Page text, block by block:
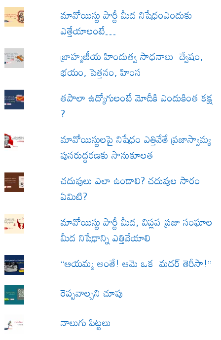
మావోయిస్టు పార్టీ మీద నిషేధంఎందుకు
ఎత్తేయాలంటే…
బ్రాహ్మణీయ హిందుత్వ సాధనాలు ద్వేషం,
భయం, పెత్తనం, హింస
త‌పాలా ఉద్యోగులంటే మోదీకి ఎందుకింత కక్ష
?
మావోయిస్టులపై నిషేధం ఎత్తివేతే ప్రజాస్వామ్య
పునరుద్ధరణకు సానుకూలత
చదువులు ఎలా ఉండాలి? చదువుల సారం
ఏమిటి?
మావోయిస్టు పార్టీ మీద, విప్లవ ప్రజా సంఘాల
మీద నిషేధాన్ని ఎత్తివేయాలి
“ఆయమ్మ అంతే! ఆమె ఒక మదర్ తెరీసా!”
రెప్పవాల్చని చూపు
నాలుగు పిట్టలు